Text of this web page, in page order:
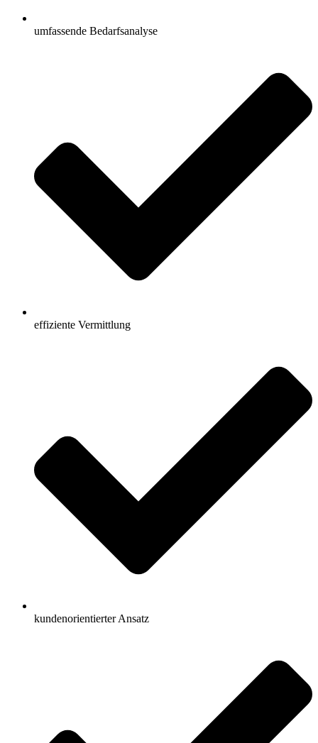
umfassende Bedarfsanalyse
effiziente Vermittlung
kundenorientierter Ansatz